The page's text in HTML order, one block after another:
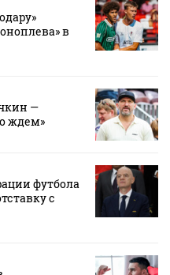
в
—
ждем»
футбола
с